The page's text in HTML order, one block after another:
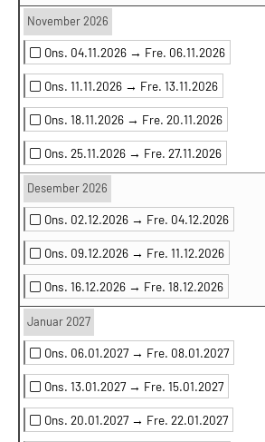
November 2026
Ons. 04.11.2026 → Fre. 06.11.2026
Ons. 11.11.2026 → Fre. 13.11.2026
Ons. 18.11.2026 → Fre. 20.11.2026
Ons. 25.11.2026 → Fre. 27.11.2026
Desember 2026
Ons. 02.12.2026 → Fre. 04.12.2026
Ons. 09.12.2026 → Fre. 11.12.2026
Ons. 16.12.2026 → Fre. 18.12.2026
Januar 2027
Ons. 06.01.2027 → Fre. 08.01.2027
Ons. 13.01.2027 → Fre. 15.01.2027
Ons. 20.01.2027 → Fre. 22.01.2027